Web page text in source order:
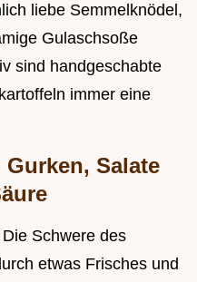
liebe Semmelknödel,
Gulaschsoße
sind handgeschabte
immer eine
Salate
Schwere des
etwas Frisches und